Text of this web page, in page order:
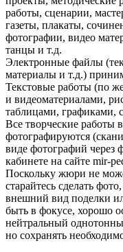
работы, сценарии,
газеты, плакаты,
фотографии, видео
танцы и т.д.
Электронные файлы
материалы и т.д.)
Текстовые работы (по
и видеоматериалами,
таблицами, графиками,
Все творческие работы
фотографируются
виде фотографий через
кабинете на сайте mir-
Поскольку жюри не
старайтесь сделать
внешний вид поделки
быть в фокусе, хорошо
нейтральный
но сохранять